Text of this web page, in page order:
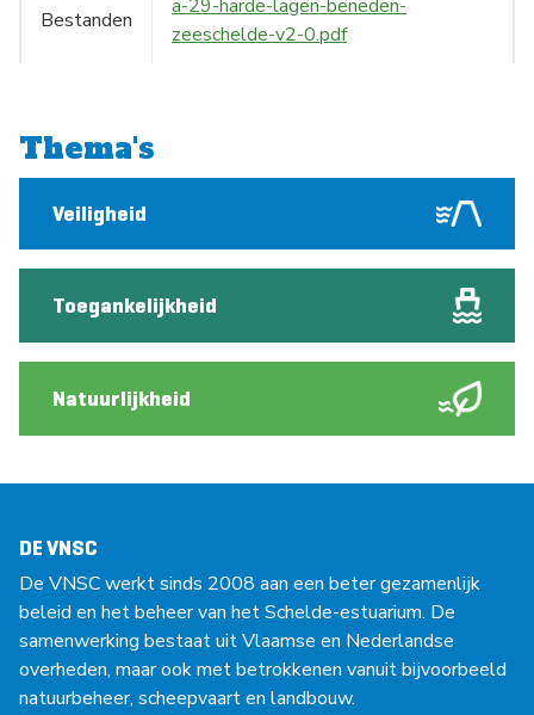
Bestanden
a-29-harde-lagen-beneden-
zeeschelde-v2-0.pdf
Thema's
Veiligheid
Toegankelijkheid
Natuurlijkheid
DE VNSC
De VNSC werkt sinds 2008 aan een beter gezamenlijk
beleid en het beheer van het Schelde-estuarium. De
samenwerking bestaat uit Vlaamse en Nederlandse
overheden, maar ook met betrokkenen vanuit bijvoorbeeld
natuurbeheer, scheepvaart en landbouw.